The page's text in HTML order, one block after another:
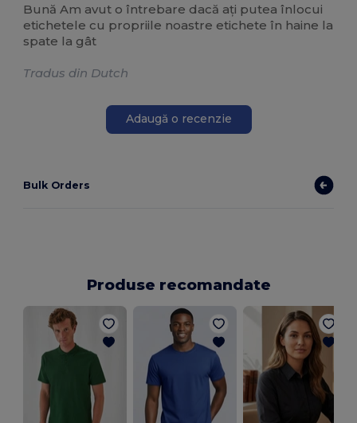
Bună Am avut o întrebare dacă ați putea înlocui
etichetele cu propriile noastre etichete în haine la
spate la gât
Tradus din Dutch
Adaugă o recenzie
Bulk Orders
Produse recomandate